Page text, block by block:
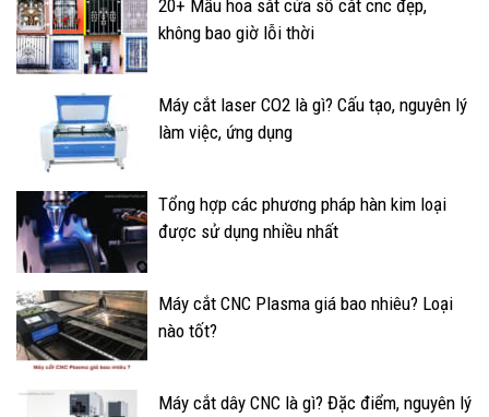
20+ Mẫu hoa sắt cửa sổ cắt cnc đẹp,
không bao giờ lỗi thời
Máy cắt laser CO2 là gì? Cấu tạo, nguyên lý
làm việc, ứng dụng
Tổng hợp các phương pháp hàn kim loại
được sử dụng nhiều nhất
Máy cắt CNC Plasma giá bao nhiêu? Loại
nào tốt?
Máy cắt dây CNC là gì? Đặc điểm, nguyên lý